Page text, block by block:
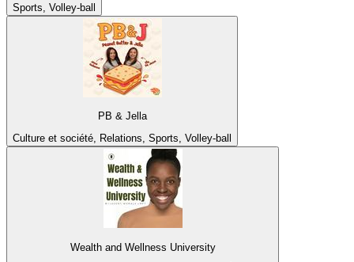
Sports, Volley-ball
PB & Jella
Culture et société, Relations, Sports, Volley-ball
Wealth and Wellness University